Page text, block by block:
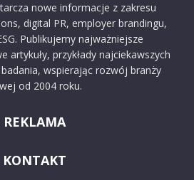
nowe informacje z zakresu
digital PR, employer brandingu,
Publikujemy najważniejsze
artykuły, przykłady najciekawszych
wspierając rozwój branży
od 2004 roku.
REKLAMA
KONTAKT